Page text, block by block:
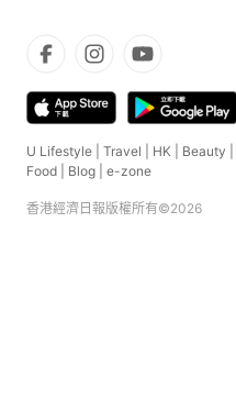
U Lifestyle Travel HK Beauty
Food
Blog e-zone
香港經濟日報版權所有©2026